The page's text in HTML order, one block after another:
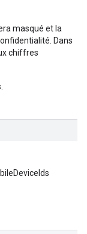
masqué et la
Dans
chiffres